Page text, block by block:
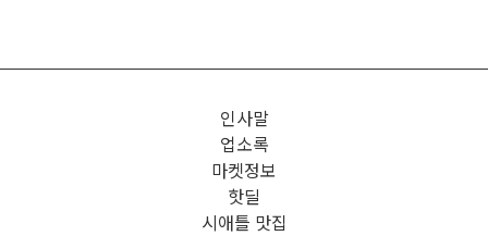
인사말
업소록
마켓정보
핫딜
시애틀 맛집